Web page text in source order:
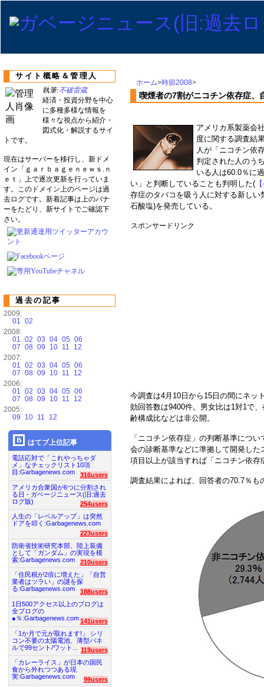
ホーム>時節2008>
喫煙者の7割がニコチン依存症、
アメリカ系製薬会
度に関する調査結
人が「ニコチン依
判定された人のう
いる人は60.0％に
い」と判断していることも判明した(
存症のタバコを吸う人に対する新しい
石酸塩)を発売している。
スポンサードリンク
今調査は4月10日から15日の間にネッ
効回答数は9400件。男女比は1対1で
齢構成比などは非公開。
「ニコチン依存症」の判断基準につ
会の診断基準などに準拠して開発し
項目以上が該当すれば「ニコチン依存
調査結果によれば、回答者の70.7％
サイト概略＆管理人
執筆:不破雷蔵
経済・投資分野を中心
に多種多様な情報を
様々な視点から紹介・
図式化・解説するサイ
トです。
現在はサーバーを移行し、新ドメ
イン「ｇａｒｂａｇｅｎｅｗｓ.ｎ
ｅｔ」上で逐次更新を行っていま
す。このドメイン上のページは過
去ログです。新着記事は上のバナ
ーをたどり、新サイトでご確認下
さい。
過去の記事
2009:
01 02
2008:
01 02 03 04 05 06
07 08 09 10 11
12
2007:
01 02 03 04 05 06
07 08 09 10 11
12
2006:
01 02 03 04 05 06
07 08 09 10 11
12
2005:
09
10 11 12
はてブ上位記事
電話応対で「これやっちゃダ
メ」なチェックリスト10項
目:Garbagenews.com
316users
アメリカ合衆国が6つに分割され
る日 - ガベージニュース(旧:過去
ログ版)
254users
人生の「レベルアップ」は突然
ドアを叩く:Garbagenews.com
223users
防衛省技術研究本部、陸上装備
として「ガンダム」の実現を模
索:Garbagenews.com
210users
「住民税が2倍に増えた」「自営
業者はツラい」の謎を探
る:Garbagenews.com
188users
1日500アクセス以上のブログは
全ブログの
●％:Garbagenews.com 141users
「1か月で元が取れます!」 シリ
コン不要の太陽電池、薄型パネ
ルで99セント/ワット...
119users
「カレーライス」が日本の国民
食から外れつつある現
実:Garbagenews.com
99users